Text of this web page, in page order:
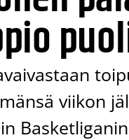
viikon